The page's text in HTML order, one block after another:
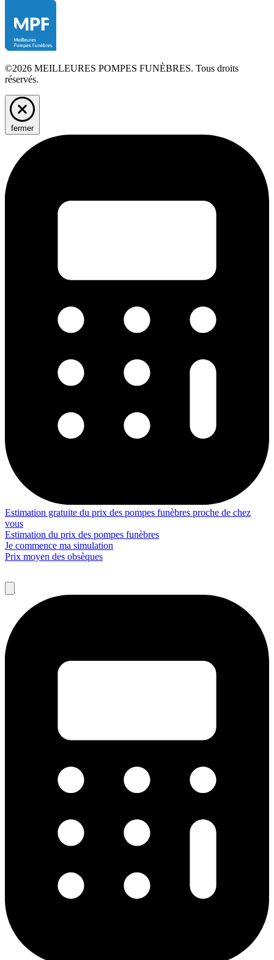
©2026 MEILLEURES POMPES FUNÈBRES. Tous droits
réservés.
fermer
Estimation gratuite du prix des pompes funèbres proche de chez
vous
Estimation du prix des pompes funèbres
Je commence ma simulation
Prix moyen des obsèques